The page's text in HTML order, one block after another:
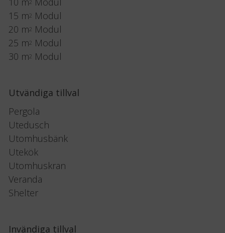
2
15 m2 Modul
20 m2 Modul
25 m2 Modul
30 m2 Modul
Utvändiga tillval
Pergola
Utedusch
Utomhusbänk
Utekök
Utomhuskran
Veranda
Shelter
Invändiga tillval